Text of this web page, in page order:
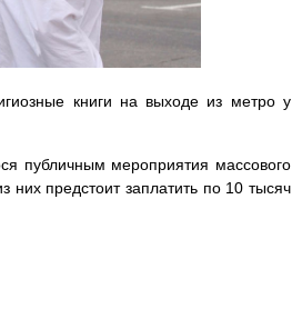
книги на выходе из метро у
публичным мероприятия массового
предстоит заплатить по 10 тысяч